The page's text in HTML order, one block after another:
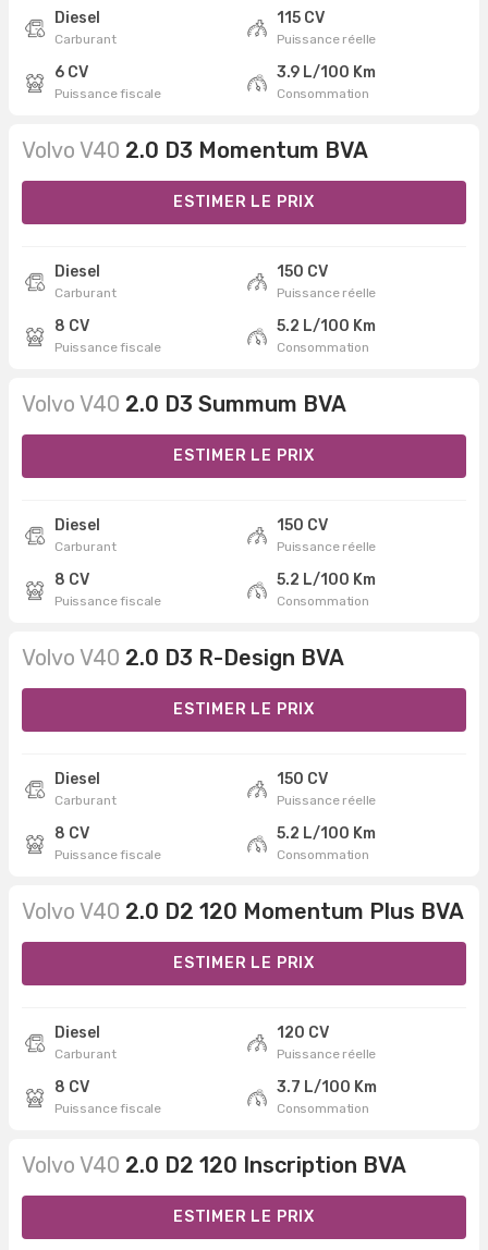
Diesel
Carburant
115 CV
Puissance réelle
6 CV
Puissance fiscale
3.9 L/100 Km
Consommation
Volvo V40 2.0 D3 Momentum BVA
ESTIMER LE PRIX
Diesel
Carburant
150 CV
Puissance réelle
8 CV
Puissance fiscale
5.2 L/100 Km
Consommation
Volvo V40 2.0 D3 Summum BVA
ESTIMER LE PRIX
Diesel
Carburant
150 CV
Puissance réelle
8 CV
Puissance fiscale
5.2 L/100 Km
Consommation
Volvo V40 2.0 D3 R-Design BVA
ESTIMER LE PRIX
Diesel
Carburant
150 CV
Puissance réelle
8 CV
Puissance fiscale
5.2 L/100 Km
Consommation
Volvo V40 2.0 D2 120 Momentum Plus BVA
ESTIMER LE PRIX
Diesel
Carburant
120 CV
Puissance réelle
8 CV
Puissance fiscale
3.7 L/100 Km
Consommation
Volvo V40 2.0 D2 120 Inscription BVA
ESTIMER LE PRIX